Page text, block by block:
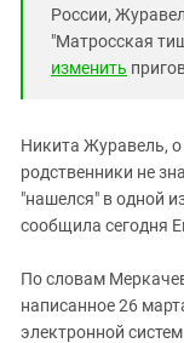
России,
"Матросская
изменить
Никита Журавель,
родственники не
"нашелся" в одной
сообщила сегодня
По словам
написанное 26
электронной